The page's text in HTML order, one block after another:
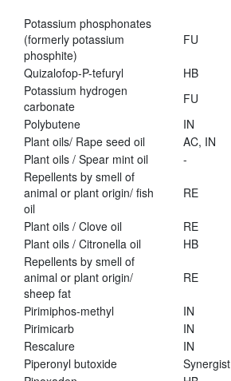
Potassium phosphonates
(formerly potassium
phosphite)
FU
Quizalofop-P-tefuryl HB
Potassium hydrogen
carbonate
FU
Polybutene
IN
Plant oils/ Rape seed oil
AC, IN
Plant oils / Spear mint oil
-
Repellents by smell of
animal or plant origin/ fish
oil
RE
Plant oils / Clove oil RE
Plant oils / Citronella oil
HB
Repellents by smell of
animal or plant origin/
sheep fat
RE
Pirimiphos-methyl IN
Pirimicarb
IN
Rescalure
IN
Piperonyl butoxide
Synergist